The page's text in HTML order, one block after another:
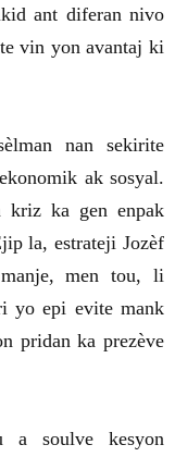
ant diferan nivo
vin yon avantaj ki
nan sekirite
ak sosyal.
kriz ka gen enpak
la, estrateji Jozèf
men tou, li
yo epi evite mank
pridan ka prezève
a soulve kesyon